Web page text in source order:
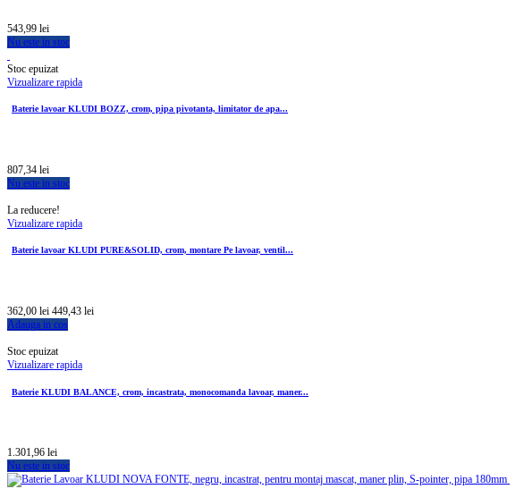
543,99 lei
Nu este in stoc
Stoc epuizat
Vizualizare rapida
Baterie lavoar KLUDI BOZZ, crom, pipa pivotanta, limitator de apa...
807,34 lei
Nu este in stoc
La reducere!
Vizualizare rapida
Baterie lavoar KLUDI PURE&SOLID, crom, montare Pe lavoar, ventil...
362,00 lei 449,43 lei
Adauga in cos
Stoc epuizat
Vizualizare rapida
Baterie KLUDI BALANCE, crom, incastrata, monocomanda lavoar, maner...
1.301,96 lei
Nu este in stoc